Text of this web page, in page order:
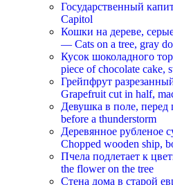
Государственный
Capitol
Кошки на дереве,
— Cats on a tree, gray
Кусок шоколадного
piece of chocolate cake,
Грейпфрут
Grapefruit cut in half,
Девушка в поле,
before a thunderstorm
Деревянное рубленое
Chopped wooden ship,
Пчела подлетает к
the flower on the tree
Стена дома в старой